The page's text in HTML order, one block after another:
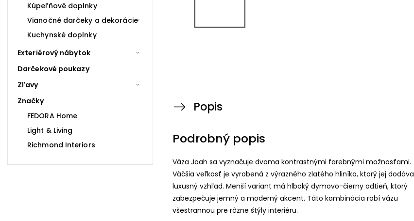
Kúpeľňové doplnky
Vianočné darčeky a dekorácie
Kuchynské doplnky
Exteriérový nábytok
Darčekové poukazy
Zľavy
Značky
FEDORA Home
Light & Living
Richmond Interiors
Popis
Podrobný popis
Váza Joah sa vyznačuje dvoma kontrastnými farebnými možnosťami.
Väčšia veľkosť je vyrobená z výrazného zlatého hliníka, ktorý jej dodáva
luxusný vzhľad. Menší variant má hlboký dymovo-čierny odtieň, ktorý
zabezpečuje jemný a moderný akcent. Táto kombinácia robí vázu
všestrannou pre rôzne štýly interiéru.